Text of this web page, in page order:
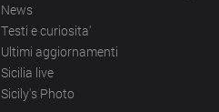
News
Testi e curiosita'
Ultimi aggiornamenti
Sicilia live
Sicily's Photo